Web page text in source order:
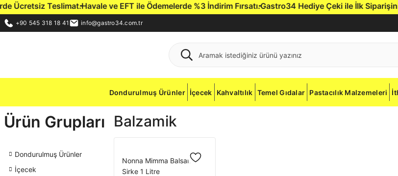
Teslimat.Havale ve EFT ile Ödemelerde %3 İndirim Fırsatı.Gastro34 Hediye Çeki ile İlk Siparişinize
+90 545 318 18 41 info@gastro34.com.tr
Dondurulmuş Ürünler İçecek Kahvaltılık Temel Gıdalar Pastacılık Malzemeleri
Ürün Grupları
Dondurulmuş Ürünler
İçecek
Balzamik
Nonna Mimma Balsamik
Sirke 1 Litre